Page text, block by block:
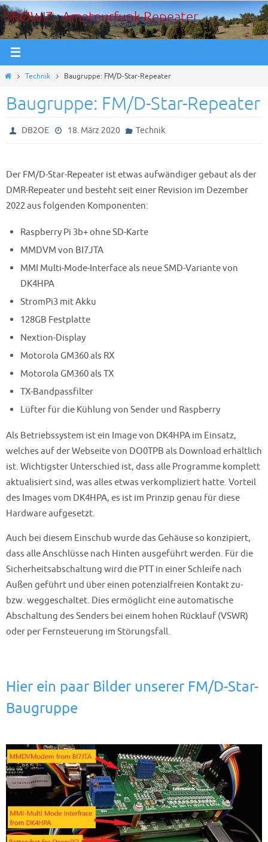
Zum
Inhalt
springen
DBØWIZ - Amateurfunk Repeater
StartTechnik Baugruppe: FM/D-Star-Repeater
Baugruppe: FM/D-Star-Repeater
DB2OE 18. März 2020 Technik
Der FM/D-Star-Repeater ist etwas aufwändiger gebaut als der
DMR-Repeater und besteht seit einer Revision im Dezember
2022 aus folgenden Komponenten:
Raspberry Pi 3b+ ohne SD-Karte
MMDVM von BI7JTA
MMI Multi-Mode-Interface als neue SMD-Variante von
DK4HPA
StromPi3 mit Akku
128GB Festplatte
Nextion-Display
Motorola GM360 als RX
Motorola GM360 als TX
TX-Bandpassfilter
Lüfter für die Kühlung von Sender und Raspberry
Als Betriebssystem ist ein Image von DK4HPA im Einsatz,
welches auf der Webseite von DO0TPB als Download erhältlich
ist. Wichtigster Unterschied ist, dass alle Programme komplett
aktualisiert sind, was alles etwas verkompliziert hatte. Vorteil
des Images vom DK4HPA, es ist im Prinzip genau für diese
Hardware aufgesetzt.
Auch bei diesem Einschub wurde das Gehäuse so konzipiert,
dass alle Anschlüsse nach Hinten ausgeführt werden. Für die
Sicherheitsabschaltung wird die PTT in einer Schleife nach
Außen geführt und über einen potenzialfreien Kontakt zu-
bzw. weggeschaltet. Dies ermöglicht eine automatische
Abschaltung des Senders bei einem hohen Rücklauf (VSWR)
oder per Fernsteuerung im Störungsfall.
Hier ein paar Bilder unserer FM/D-Star-
Baugruppe